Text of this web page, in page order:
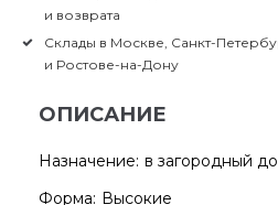
и возврата
Склады в Москве, Санкт-
и Ростове-на-Дону
ОПИСАНИЕ
Назначение: в загородный
Форма: Высокие